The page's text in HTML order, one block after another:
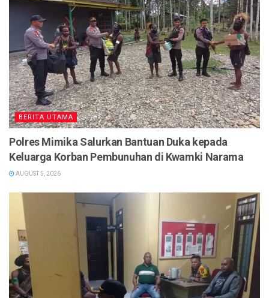
BERITA UTAMA
Polres Mimika Salurkan Bantuan Duka kepada
Keluarga Korban Pembunuhan di Kwamki Narama
AUGUST 5, 2026